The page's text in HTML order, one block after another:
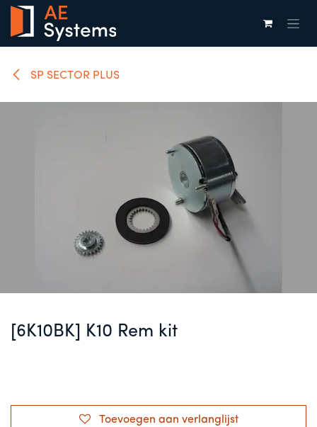
Overslaan naar inhoud
SP SECTOR PLUS
[6K10BK] K10 Rem kit
Toevoegen aan verlanglijst